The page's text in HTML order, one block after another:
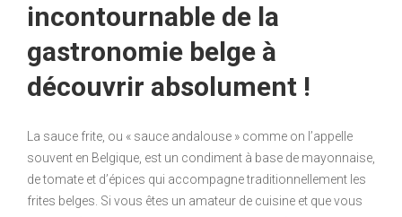
incontournable de la
gastronomie belge à
découvrir absolument !
La sauce frite, ou « sauce andalouse » comme on l’appelle
souvent en Belgique, est un condiment à base de mayonnaise,
de tomate et d’épices qui accompagne traditionnellement les
frites belges. Si vous êtes un amateur de cuisine et que vous